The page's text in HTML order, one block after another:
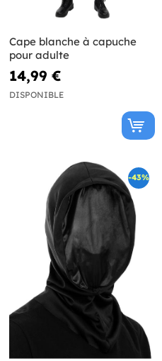
Cape blanche à capuche
pour adulte
14,99 €
DISPONIBLE
-43%